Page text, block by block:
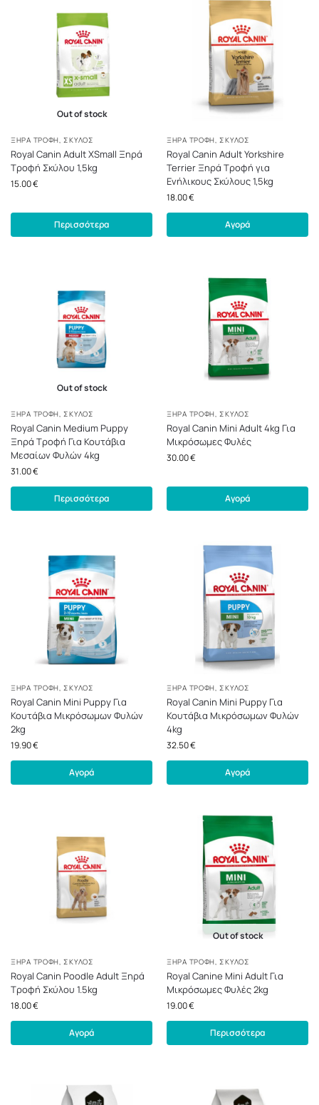
Out of stock
ΞΗΡΆ ΤΡΟΦΉ,ΣΚΎΛΟΣ
Royal Canin Adult XSmall Ξηρά
Τροφή Σκύλου 1,5kg
15.00€
Περισσότερα
ΞΗΡΆ ΤΡΟΦΉ,ΣΚΎΛΟΣ
Royal Canin Adult Yorkshire
Terrier Ξηρά Τροφή για
Ενήλικους Σκύλους 1,5kg
18.00€
Αγορά
Out of stock
ΞΗΡΆ ΤΡΟΦΉ,ΣΚΎΛΟΣ
Royal Canin Medium Puppy
Ξηρά Τροφή Για Κουτάβια
Μεσαίων Φυλών 4kg
31.00€
Περισσότερα
ΞΗΡΆ ΤΡΟΦΉ,ΣΚΎΛΟΣ
Royal Canin Mini Adult 4kg Για
Μικρόσωμες Φυλές
30.00€
Αγορά
ΞΗΡΆ ΤΡΟΦΉ,ΣΚΎΛΟΣ
Royal Canin Mini Puppy Για
Κουτάβια Μικρόσωμων Φυλών
2kg
19.90€
Αγορά
ΞΗΡΆ ΤΡΟΦΉ,ΣΚΎΛΟΣ
Royal Canin Mini Puppy Για
Κουτάβια Μικρόσωμων Φυλών
4kg
32.50€
Αγορά
ΞΗΡΆ ΤΡΟΦΉ,ΣΚΎΛΟΣ
Royal Canin Poodle Adult Ξηρά
Τροφή Σκύλου 1.5kg
18.00€
Αγορά
Out of stock
ΞΗΡΆ ΤΡΟΦΉ,ΣΚΎΛΟΣ
Royal Canine Mini Adult Για
Μικρόσωμες Φυλές 2kg
19.00€
Περισσότερα